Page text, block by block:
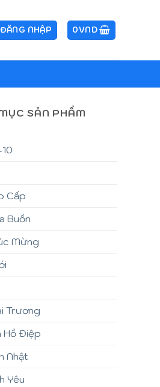
ĐĂNG NHẬP 0VND
SẢN PHẨM
Cấp
Buồn
Mừng
Trương
Hồ Điệp
Nhật
Yêu